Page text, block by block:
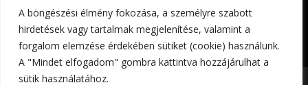
A böngészési élmény fokozása, a személyre szabott
hirdetések vagy tartalmak megjelenítése, valamint a
forgalom elemzése érdekében sütiket (cookie) használunk.
A "Mindet elfogadom" gombra kattintva hozzájárulhat a
sütik használatához.
Impresszum Adatkezelési tájékoztató